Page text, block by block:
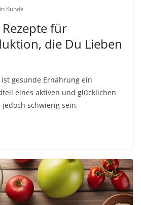
Kunde
für
die Du Lieben
gesunde Ernährung ein
eines aktiven und glücklichen
jedoch schwierig sein,